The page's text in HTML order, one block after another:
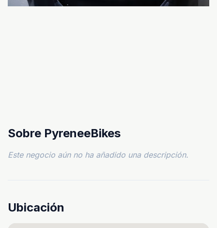
Sobre PyreneeBikes
Este negocio aún no ha añadido una descripción.
Ubicación